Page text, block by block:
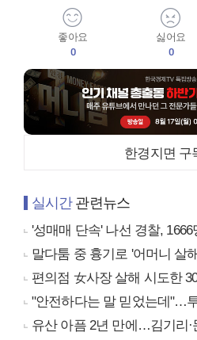
좋아요
0
싫어요
0
한경지면 구
실시간관련뉴스
'성매매 단속' 나선 경찰, 1666
말다툼 중 흉기로 '어머니 살
편의점 女사장 살해 시도한
"안전하다는 말 믿었는데"…
유산 아픔 2년 만에…김기리·